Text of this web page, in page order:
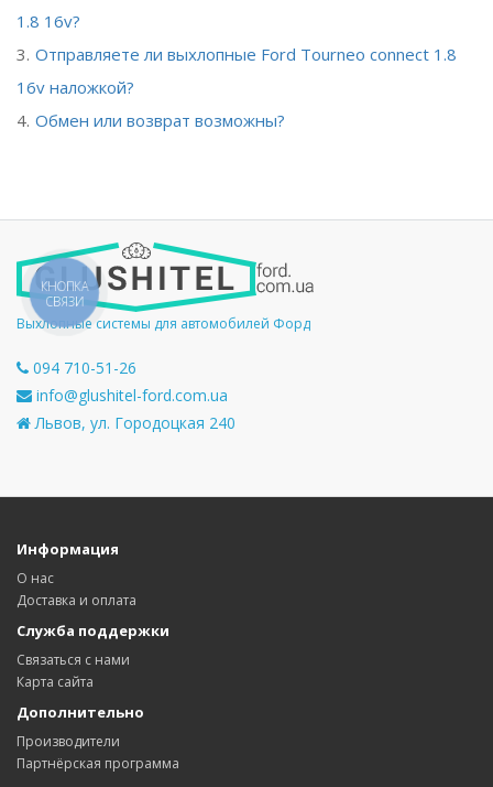
1.8 16v?
Отправляете ли выхлопные Ford Tourneo connect 1.8
16v наложкой?
Обмен или возврат возможны?
Выхлопные системы для автомобилей Форд
094 710-51-26
info@glushitel-ford.com.ua
Львов, ул. Городоцкая 240
Информация
О нас
Доставка и оплата
Служба поддержки
Связаться с нами
Карта сайта
Дополнительно
Производители
Партнёрская программа
КНОПКА
СВЯЗИ